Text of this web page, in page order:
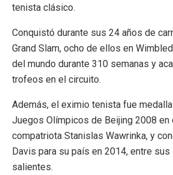
tenista clásico.
Conquistó durante sus 24 años de
Grand Slam, ocho de ellos en
del mundo durante 310 semanas y
trofeos en el circuito.
Además, el eximio tenista fue
Juegos Olímpicos de Beijing 2008 en
compatriota Stanislas Wawrinka, y
Davis para su país en 2014, entre
salientes.